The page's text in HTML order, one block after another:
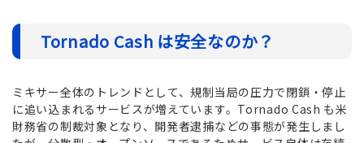
Tornado Cash は安全なのか？
ミキサー全体のトレンドとして、規制当局の圧力で閉鎖・停止
に追い込まれるサービスが増えています。Tornado Cash も米
財務省の制裁対象となり、開発者逮捕などの事態が発生しまし